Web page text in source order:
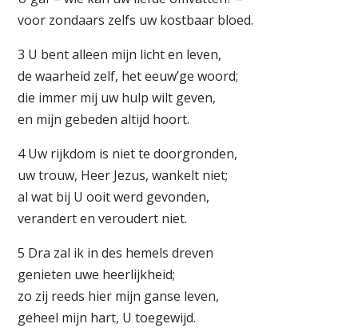
voor zondaars zelfs uw kostbaar bloed.
3 U bent alleen mijn licht en leven,
de waarheid zelf, het eeuw’ge woord;
die immer mij uw hulp wilt geven,
en mijn gebeden altijd hoort.
4 Uw rijkdom is niet te doorgronden,
uw trouw, Heer Jezus, wankelt niet;
al wat bij U ooit werd gevonden,
verandert en veroudert niet.
5 Dra zal ik in des hemels dreven
genieten uwe heerlijkheid;
zo zij reeds hier mijn ganse leven,
geheel mijn hart, U toegewijd.